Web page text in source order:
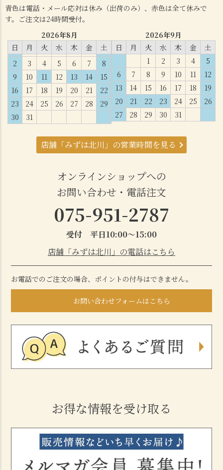
青色は電話・メール応対は休み（出荷のみ）、赤色は全て休みで
す。ご注文は24時間受付。
2026年8月
日
月 火 水 木 金
土
2
3 4 5 6 7
8
9
10 11 12 13 14
15
16
17 18 19 20 21
22
23
24 25 26 27 28
29
30
31
2026年9月
日
月 火 水 木 金
土
1
2 3 4
5
6
7 8 9 10 11
12
13
14 15 16 17 18
19
20
21 22 23 24 25
26
27
28 29 30 31
店舗「みずは北川」の営業時間を見る
オンラインショップへの
お問い合わせ・電話注文
075-951-2787
受付 平日10:00～15:00
店舗「みずは北川」の電話はこちら
お電話でのご注文の場合、ポイントの付与はできません。
お問い合わせフォームはこちら
お得な情報を受け取る